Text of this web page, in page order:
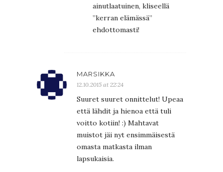
ainutlaatuinen, kliseellä
”kerran elämässä”
ehdottomasti!
MARSIKKA
12.10.2015 at 22:24
Suuret suuret onnittelut! Upeaa
että lähdit ja hienoa että tuli
voitto kotiin! :) Mahtavat
muistot jäi nyt ensimmäisestä
omasta matkasta ilman
lapsukaisia.